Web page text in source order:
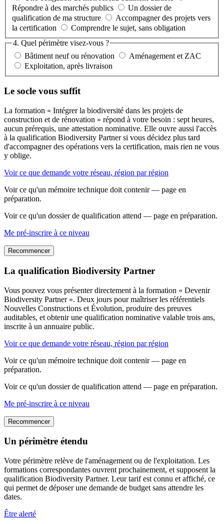
Répondre à des marchés publics
Un dossier de
qualification de ma structure
Accompagner des projets vers
la certification
Comprendre le sujet, sans obligation
4. Quel périmètre visez-vous ?
Bâtiment neuf ou rénovation
Aménagement et ZAC
Exploitation, après livraison
Le socle vous suffit
La formation « Intégrer la biodiversité dans les projets de
construction et de rénovation » répond à votre besoin : sept heures,
aucun prérequis, une attestation nominative. Elle ouvre aussi l'accès
à la qualification Biodiversity Partner si vous décidez plus tard
d'accompagner des opérations vers la certification, mais rien ne vous
y oblige.
Voir ce que demande votre réseau, région par région
Voir ce qu'un mémoire technique doit contenir — page en
préparation.
Voir ce qu'un dossier de qualification attend — page en préparation.
Me pré-inscrire à ce niveau
Recommencer
La qualification Biodiversity Partner
Vous pouvez vous présenter directement à la formation « Devenir
Biodiversity Partner ». Deux jours pour maîtriser les référentiels
Nouvelles Constructions et Évolution, produire des preuves
auditables, et obtenir une qualification nominative valable trois ans,
inscrite à un annuaire public.
Voir ce que demande votre réseau, région par région
Voir ce qu'un mémoire technique doit contenir — page en
préparation.
Voir ce qu'un dossier de qualification attend — page en préparation.
Me pré-inscrire à ce niveau
Recommencer
Un périmètre étendu
Votre périmètre relève de l'aménagement ou de l'exploitation. Les
formations correspondantes ouvrent prochainement, et supposent la
qualification Biodiversity Partner. Leur tarif est connu et affiché, ce
qui permet de déposer une demande de budget sans attendre les
dates.
Être alerté